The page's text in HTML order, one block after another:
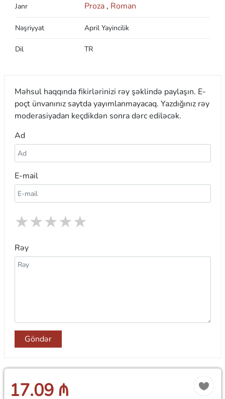
Janr Proza , Roman
Nəşriyyat April Yayincilik
Dil TR
Məhsul haqqında fikirlərinizi rəy şəklində paylaşın. E-
poçt ünvanınız saytda yayımlanmayacaq. Yazdığınız rəy
moderasiyadan keçdikdən sonra dərc ediləcək.
Ad
E-mail
★
★
★
★
★
Rəy
Göndər
17.09 ₼